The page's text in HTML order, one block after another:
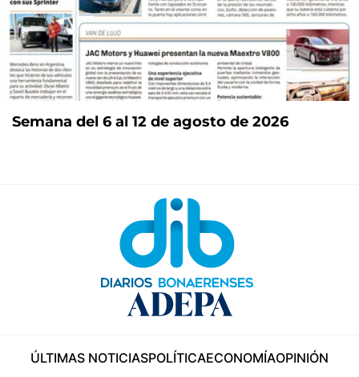
Semana del 6 al 12 de agosto de 2026
ÚLTIMAS NOTICIASPOLÍTICAECONOMÍAOPINIÓN